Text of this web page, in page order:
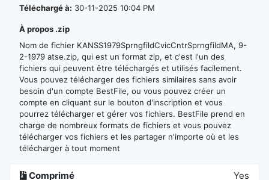
Téléchargé à: 30-11-2025 10:04 PM
À propos .zip
Nom de fichier KANSS1979SprngfildCvicCntrSprngfildMA, 9-
2-1979 atse.zip, qui est un format zip, et c'est l'un des
fichiers qui peuvent être téléchargés et utilisés facilement.
Vous pouvez télécharger des fichiers similaires sans avoir
besoin d'un compte BestFile, ou vous pouvez créer un
compte en cliquant sur le bouton d'inscription et vous
pourrez télécharger et gérer vos fichiers. BestFile prend en
charge de nombreux formats de fichiers et vous pouvez
télécharger vos fichiers et les partager n'importe où et les
télécharger à tout moment
Comprimé Yes